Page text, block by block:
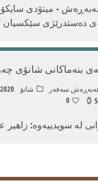
- میتۆدی
دەستدرێژی سێکسیان
بنەماکانی شانۆی
سه‌فه‌ر شانۆ
0
له‌ سویدییه‌وه‌: